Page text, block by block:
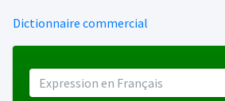
Dictionnaire commercial